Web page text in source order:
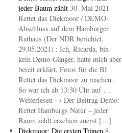
jeder Baum zählt 30. Mai 2021
Rettet das Diekmoor / DEMO-
Abschluss auf dem Hamburger
Rathaus (Der NDR berichtet,
29.05.2021) : Ich, Ricarda, bin
kein Demo-Gänger, hatte mich aber
bereit erklärt, Fotos für die BI
Rettet das Diekmoor zu machen.
So war ich ab 13:30 Uhr auf …
Weiterlesen → Der Beitrag Demo:
Rettet Hamburgs Natur – jeder
Baum zählt erschien zuerst […]
Diekmoor: Die ersten Tränen 8.